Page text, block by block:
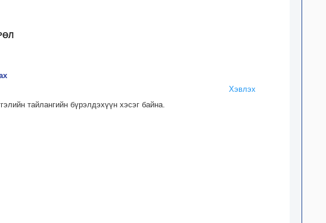
Хэвлэх
тайлангийн бүрэлдэхүүн хэсэг байна.